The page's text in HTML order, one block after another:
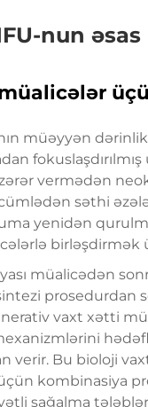
nun
müəyyən
fokuslaşdırılmış
vermədən
səthi
yenidən
birləşdirmək
müalicədən
prosedurdan
vaxt xətti
verir. Bu bioloji
kombinasiya
sağalma